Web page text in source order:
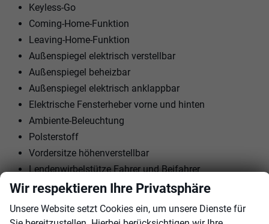
Keyless-Go
Coming-Home-Funktion
Leaving-Home-Funktion
Außenspiegel elektrisch verstellbar
Außenspiegel beheizbar
Außenspiegel elektrisch anklappbar
Elektrische Fensterheber vorne und hinten
Ambiente-Beleuchtung
Polsterstoff
Vordersitze höhenverstellbar
Lendenwirbelstütze Fahrer und Beifahrer
Armlehnen vorne und hinten
Kindersitzvorbereitung (ISOFIX)
Wir respektieren Ihre Privatsphäre
Unsere Website setzt Cookies ein, um unsere Dienste für